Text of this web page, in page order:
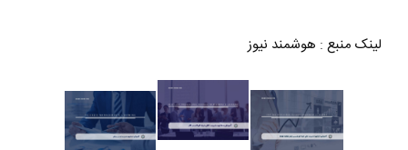
لینک منبع : هوشمند نیوز